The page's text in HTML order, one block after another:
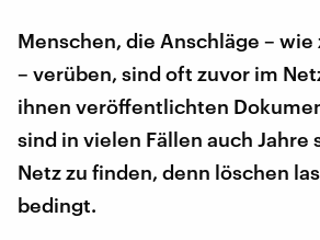
Menschen, die Anschläge –
– verüben, sind oft zuvor im
ihnen veröffentlichten
sind in vielen Fällen auch Jahre
Netz zu finden, denn löschen
bedingt.